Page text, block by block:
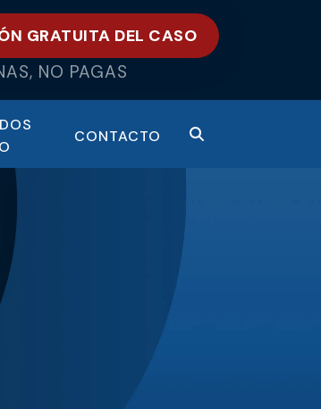
GRATUITA DEL CASO
NO PAGAS
CONTACTO